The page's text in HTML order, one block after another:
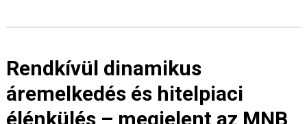
Rendkívül dinamikus
áremelkedés és hitelpiaci
élénkülés – megjelent az MNB